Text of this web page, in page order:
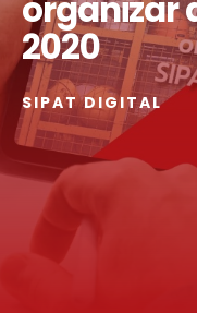
organizar
2020
SIPAT DIGITAL